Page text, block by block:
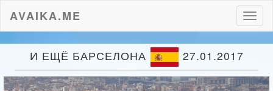
AVAIKA.ME
И ЕЩЁ БАРСЕЛОНА 27.01.2017